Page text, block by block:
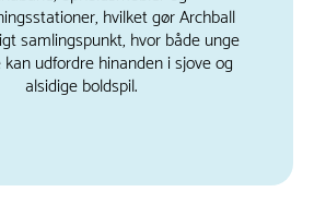
hvilket gør Archball
samlingspunkt, hvor både unge
udfordre hinanden i sjove og
alsidige boldspil.